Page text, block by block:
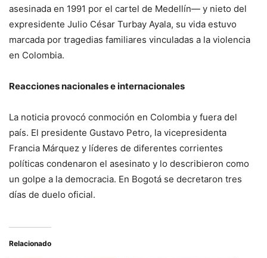
asesinada en 1991 por el cartel de Medellín— y nieto del
expresidente Julio César Turbay Ayala, su vida estuvo
marcada por tragedias familiares vinculadas a la violencia
en Colombia.
Reacciones nacionales e internacionales
La noticia provocó conmoción en Colombia y fuera del
país. El presidente Gustavo Petro, la vicepresidenta
Francia Márquez y líderes de diferentes corrientes
políticas condenaron el asesinato y lo describieron como
un golpe a la democracia. En Bogotá se decretaron tres
días de duelo oficial.
Relacionado